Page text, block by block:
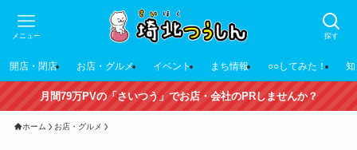
探す
メニュー
開店・閉店 お店・グルメ イベント まち情報 ○○してみた！
月間79万PVの「さいつう」でお店・会社のPRしませんか？
ホーム お店・グルメ